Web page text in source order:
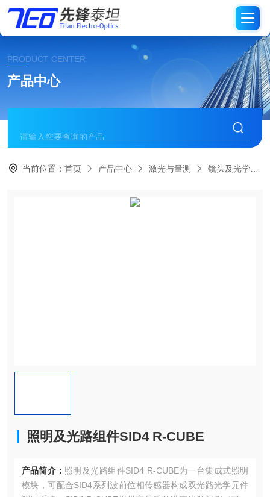
PRODUCT CENTER
产品中心
当前位置：首页 产品中心 激光与量测 镜头及光学元件测试设备
照明及光路组件SID4 R-CUBE
产品简介： 照明及光路组件SID4 R-CUBE为一台集成式照明
模块，可配合SID4系列波前位相传感器构成双光路光学元件